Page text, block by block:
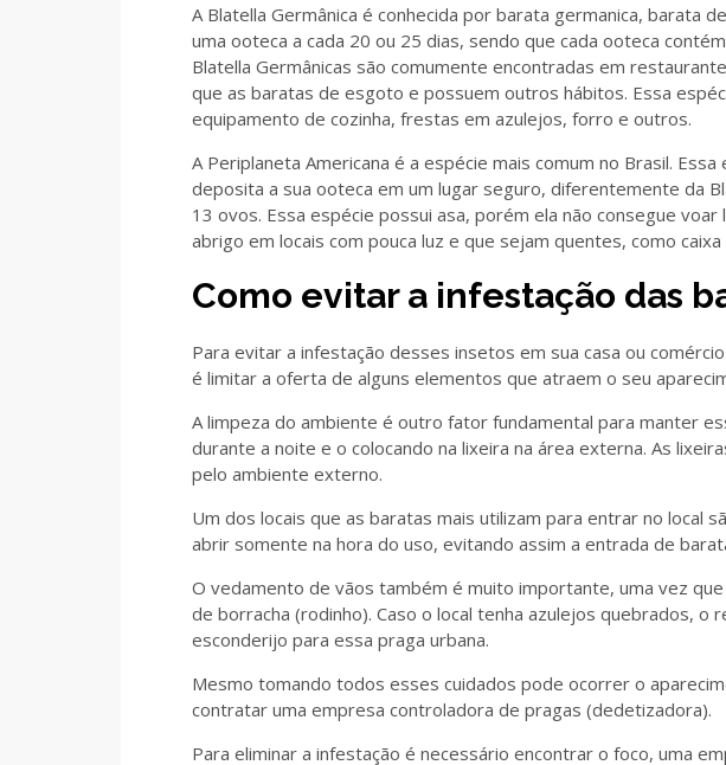
A Blatella Germânica é conhecida por barata germanica, barata
uma ooteca a cada 20 ou 25 dias, sendo que cada ooteca
Blatella Germânicas são comumente encontradas em
que as baratas de esgoto e possuem outros hábitos. Essa
equipamento de cozinha, frestas em azulejos, forro e outros.
A Periplaneta Americana é a espécie mais comum no Brasil.
deposita a sua ooteca em um lugar seguro, diferentemente da
13 ovos. Essa espécie possui asa, porém ela não consegue
abrigo em locais com pouca luz e que sejam quentes, como
Como evitar a infestação das
Para evitar a infestação desses insetos em sua casa ou
é limitar a oferta de alguns elementos que atraem o seu
A limpeza do ambiente é outro fator fundamental para manter
durante a noite e o colocando na lixeira na área externa. As
pelo ambiente externo.
Um dos locais que as baratas mais utilizam para entrar no local
abrir somente na hora do uso, evitando assim a entrada de
O vedamento de vãos também é muito importante, uma vez
de borracha (rodinho). Caso o local tenha azulejos quebrados,
esconderijo para essa praga urbana.
Mesmo tomando todos esses cuidados pode ocorrer o
contratar uma empresa controladora de pragas (dedetizadora).
Para eliminar a infestação é necessário encontrar o foco, uma